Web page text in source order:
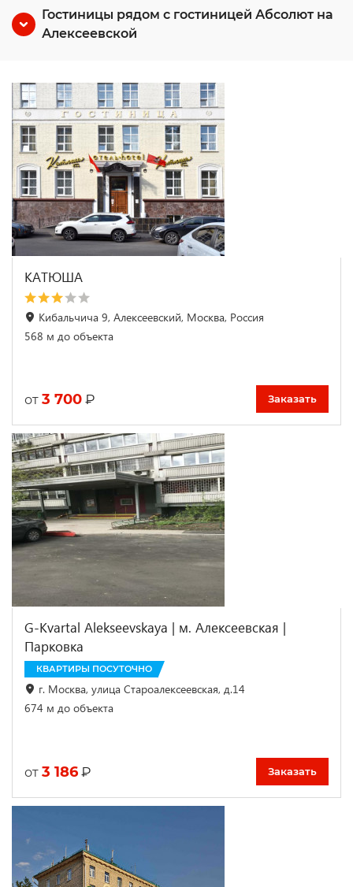
Гостиницы рядом с гостиницей Абсолют на
Алексеевской
КАТЮША
Кибальчича 9, Алексеевский, Москва, Россия
568 м до объекта
от 3 700 ₽ Заказать
G-Kvartal Alekseevskaya | м. Алексеевская |
Парковка
КВАРТИРЫ ПОСУТОЧНО
г. Москва, улица Староалексеевская, д.14
674 м до объекта
от 3 186 ₽ Заказать